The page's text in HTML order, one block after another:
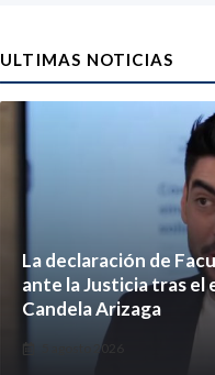
ULTIMAS NOTICIAS
La declaración de
ante la Justicia tras el
Candela Arizaga
5 agosto 2026